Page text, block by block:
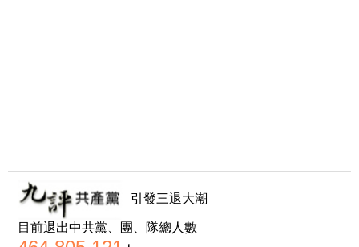
引發三退大潮
目前退出中共黨、團、隊總人數